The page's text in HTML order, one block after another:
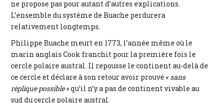
ne propose pas pour autant d’autres explications.
L’ensemble du système de Buache perdurera
relativement longtemps.
Philippe Buache meurt en 1773, l’année même où le
marin anglais Cook franchit pour la première fois le
cercle polaire austral. Il repousse le continent au-delà de
ce cercle et déclare à son retour avoir prouvé « sans
réplique possible» qu’il n’y a pas de continent vivable au
sud du cercle polaire austral.